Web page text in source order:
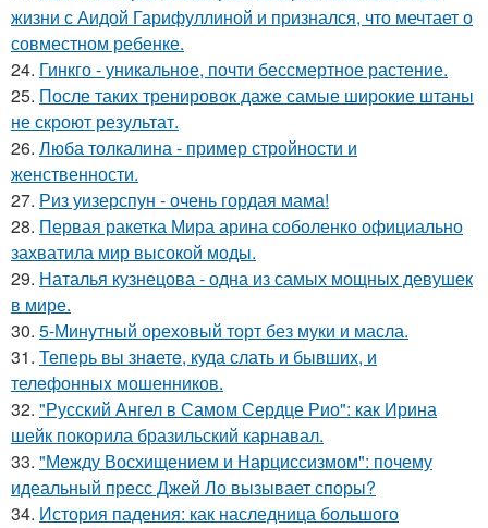
жизни с Аидой Гарифуллиной и признался, что мечтает о
совместном ребенке.
24. Гинкго - уникальное, почти бессмертное растение.
25. После таких тренировок даже самые широкие штаны
не скроют результат.
26. Люба толкалина - пример стройности и
женственности.
27. Риз уизерспун - очень гордая мама!
28. Первая ракетка Мира арина соболенко официально
захватила мир высокой моды.
29. Наталья кузнецова - одна из самых мощных девушек
в мире.
30. 5-Минутный ореховый торт без муки и масла.
31. Теперь вы знaетe, куда слать и бывших, и
телeфонныx мошенников.
32. "Русский Ангел в Самом Сердце Рио": как Ирина
шейк покорила бразильский карнавал.
33. "Между Восхищением и Нарциссизмом": почему
идеальный пресс Джей Ло вызывает споры?
34. История падения: как наследница большого